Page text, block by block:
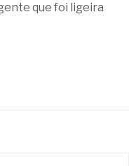
que foi ligeira